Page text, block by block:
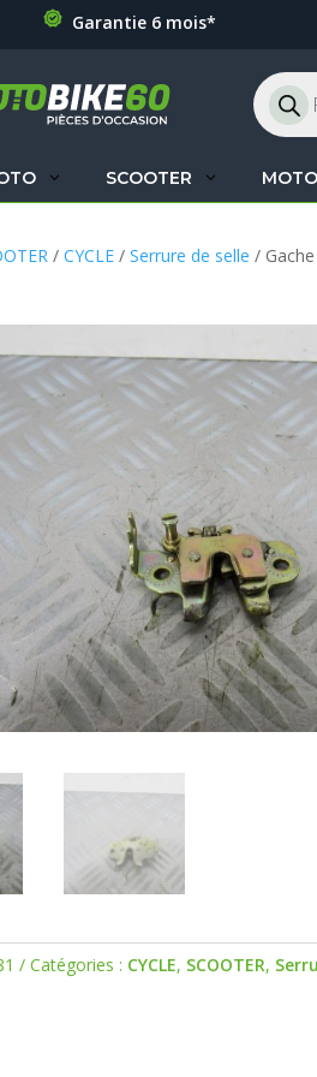
Garantie 6 mois*
de
SCOOTER
/CYCLE /Serrure de selle /
Catégories : CYCLE, SCOOTER,